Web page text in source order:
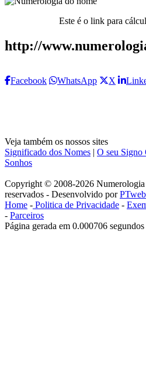
Este é o link para
http://
Facebook WhatsApp X
Veja também os nossos sites
Significado dos Nomes
O seu Signo
Sonhos
Copyright © 2008-2026
reservados - Desenvolvido por
Home - Politica de Privacidade -
- Parceiros
Página gerada em 0.000706